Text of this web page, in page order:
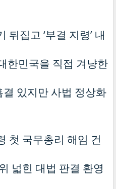
뒤집고 ‘부결 지령’ 내
한민국을 직접 겨냥한
있지만 사법 정상화
첫 국무총리 해임 건
넓힌 대법 판결 환영